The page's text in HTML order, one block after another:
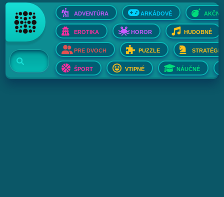
ADVENTÚRA ARKÁDOVÉ AKČNÉ
EROTIKA HOROR HUDOBNÉ
PRE DVOCH PUZZLE STRATÉGIE
ŠPORT VTIPNÉ NÁUČNÉ